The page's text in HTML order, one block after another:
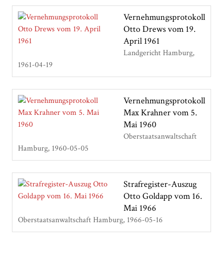
Vernehmungsprotokoll
Otto Drews vom 19.
April 1961
Landgericht Hamburg
1961-04-19
Vernehmungsprotokoll
Max Krahner vom 5.
Mai 1960
Oberstaatsanwaltschaft
Hamburg 1960-05-05
Strafregister-Auszug
Otto Goldapp vom 16.
Mai 1966
Oberstaatsanwaltschaft Hamburg 1966-05-16